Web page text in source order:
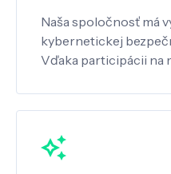
Naša spoločnosť má
kybernetickej
Vďaka participácii na